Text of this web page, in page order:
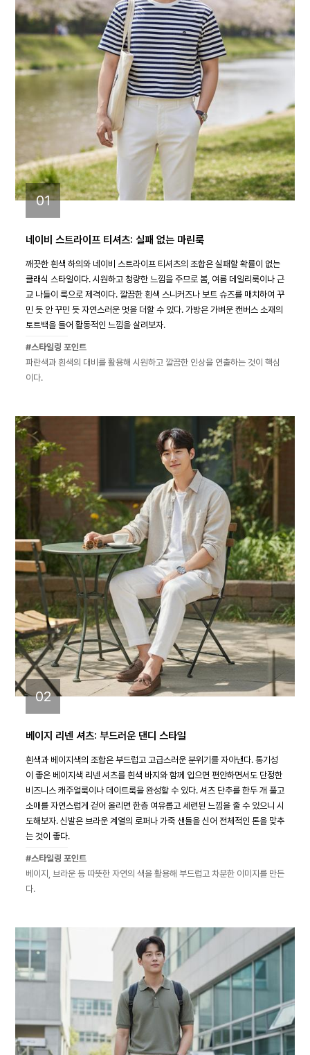
01
네이비 스트라이프 티셔츠: 실패 없는 마린룩
깨끗한 흰색 하의와 네이비 스트라이프 티셔츠의 조합은 실패할 확률이 없는
클래식 스타일이다. 시원하고 청량한 느낌을 주므로 봄, 여름 데일리룩이나 근
교 나들이 룩으로 제격이다. 깔끔한 흰색 스니커즈나 보트 슈즈를 매치하여 꾸
민 듯 안 꾸민 듯 자연스러운 멋을 더할 수 있다. 가방은 가벼운 캔버스 소재의
토트백을 들어 활동적인 느낌을 살려보자.
#스타일링 포인트
파란색과 흰색의 대비를 활용해 시원하고 깔끔한 인상을 연출하는 것이 핵심
이다.
02
베이지 리넨 셔츠: 부드러운 댄디 스타일
흰색과 베이지색의 조합은 부드럽고 고급스러운 분위기를 자아낸다. 통기성
이 좋은 베이지색 리넨 셔츠를 흰색 바지와 함께 입으면 편안하면서도 단정한
비즈니스 캐주얼룩이나 데이트룩을 완성할 수 있다. 셔츠 단추를 한두 개 풀고
소매를 자연스럽게 걷어 올리면 한층 여유롭고 세련된 느낌을 줄 수 있으니 시
도해보자. 신발은 브라운 계열의 로퍼나 가죽 샌들을 신어 전체적인 톤을 맞추
는 것이 좋다.
#스타일링 포인트
베이지, 브라운 등 따뜻한 자연의 색을 활용해 부드럽고 차분한 이미지를 만든
다.